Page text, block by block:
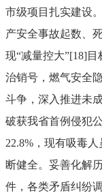
市级项目扎实建设
产安全事故起数、
现“减量控大”[18]目
治销号，燃气安全
斗争，深入推进未
破获我省首例侵犯
22.8% ，现有吸毒
断健全。妥善化解
件，各类矛盾纠纷